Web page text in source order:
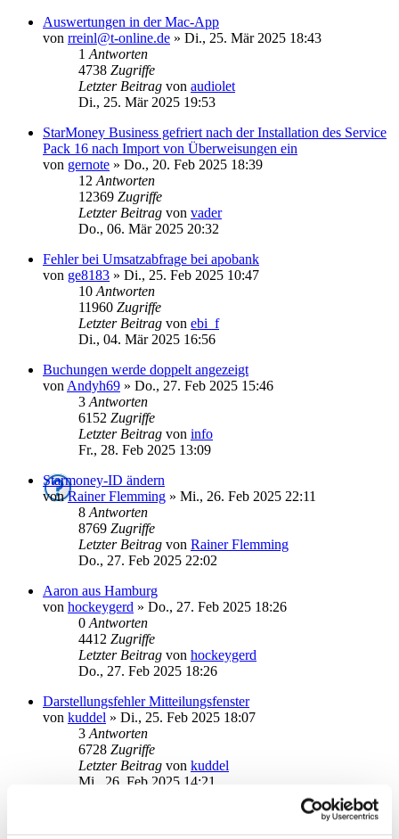
Auswertungen in der Mac-App
von rreinl@t-online.de » Di., 25. Mär 2025 18:43
1 Antworten
4738 Zugriffe
Letzter Beitrag von audiolet
Di., 25. Mär 2025 19:53
StarMoney Business gefriert nach der Installation des Service
Pack 16 nach Import von Überweisungen ein
von gernote » Do., 20. Feb 2025 18:39
12 Antworten
12369 Zugriffe
Letzter Beitrag von vader
Do., 06. Mär 2025 20:32
Fehler bei Umsatzabfrage bei apobank
von ge8183 » Di., 25. Feb 2025 10:47
10 Antworten
11960 Zugriffe
Letzter Beitrag von ebi_f
Di., 04. Mär 2025 16:56
Buchungen werde doppelt angezeigt
von Andyh69 » Do., 27. Feb 2025 15:46
3 Antworten
6152 Zugriffe
Letzter Beitrag von info
Fr., 28. Feb 2025 13:09
Starmoney-ID ändern
vonRainer Flemming » Mi., 26. Feb 2025 22:11
8 Antworten
8769 Zugriffe
Letzter Beitrag von Rainer Flemming
Do., 27. Feb 2025 22:02
Aaron aus Hamburg
von hockeygerd » Do., 27. Feb 2025 18:26
0 Antworten
4412 Zugriffe
Letzter Beitrag von hockeygerd
Do., 27. Feb 2025 18:26
Darstellungsfehler Mitteilungsfenster
von kuddel » Di., 25. Feb 2025 18:07
3 Antworten
6728 Zugriffe
Letzter Beitrag von kuddel
Mi., 26. Feb 2025 14:21